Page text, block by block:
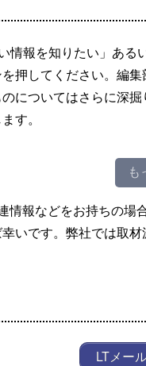
情報を知りたい」ある
押してください。編
についてはさらに深
す。
も
情報などをお持ちの場
いです。弊社では取材
LTメー